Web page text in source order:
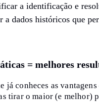
a identificação e
a dados históricos que
= melhores
já conheces as
tirar o maior (e melhor)